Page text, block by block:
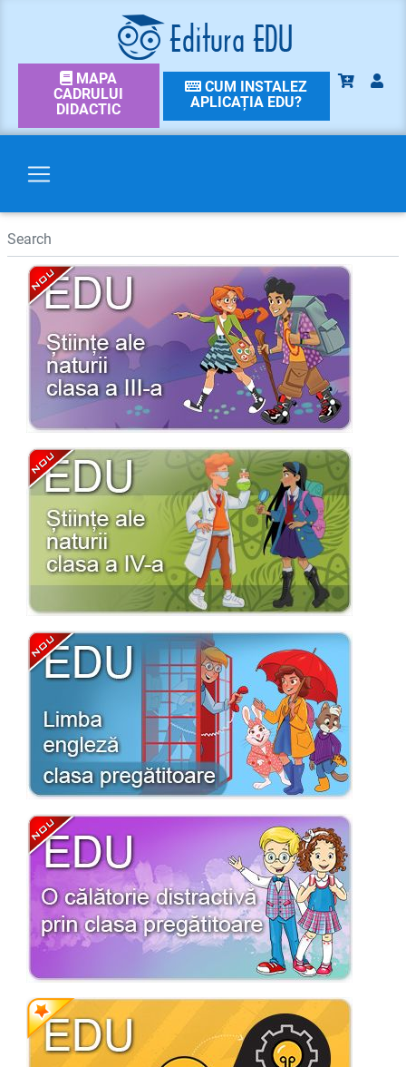
MAPA
CADRULUI
DIDACTIC
CUM INSTALEZ
APLICAȚIA EDU?